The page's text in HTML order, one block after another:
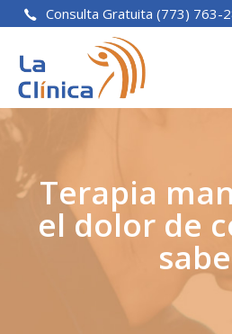
Consulta Gratuita (773) 763-
Terapia
el dolor de